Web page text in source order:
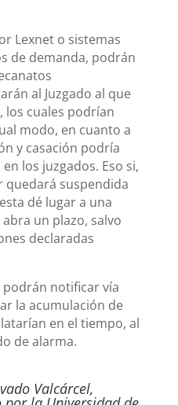
Lexnet o sistemas
de demanda, podrán
al Juzgado al que
cuales podrían
modo, en cuanto a
y casación podría
los juzgados. Eso si,
suspendida
dé lugar a una
un plazo, salvo
declaradas
podrán notificar vía
la acumulación de
en el tiempo, al
de alarma.
Valcárcel,